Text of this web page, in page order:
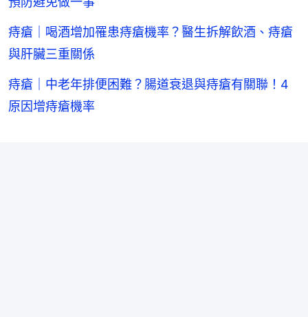
痔瘡｜喝酒增加罹患痔瘡機率？醫生拆解飲酒、痔瘡
與肝臟三重關係
痔瘡｜中老年排便困難？腸道衰退與痔瘡有關聯！4
原因增痔瘡機率